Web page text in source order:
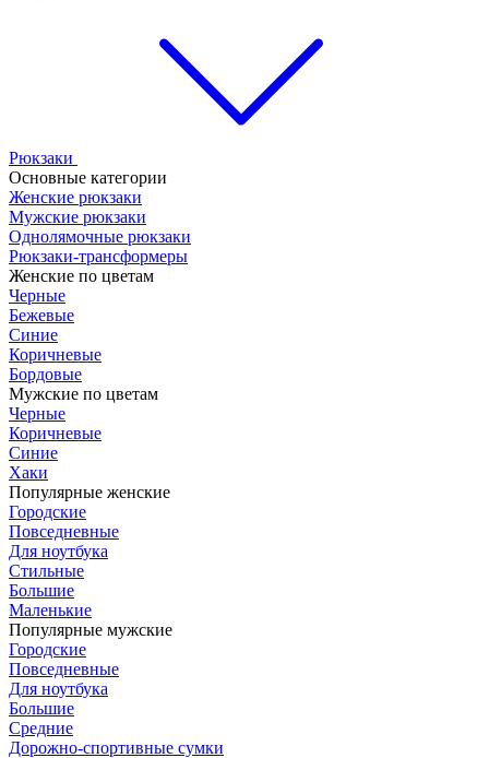
Рюкзаки
Основные категории
Женские рюкзаки
Мужские рюкзаки
Однолямочные рюкзаки
Рюкзаки-трансформеры
Женские по цветам
Черные
Бежевые
Синие
Коричневые
Бордовые
Мужские по цветам
Черные
Коричневые
Синие
Хаки
Популярные женские
Городские
Повседневные
Для ноутбука
Стильные
Большие
Маленькие
Популярные мужские
Городские
Повседневные
Для ноутбука
Большие
Средние
Дорожно-спортивные сумки